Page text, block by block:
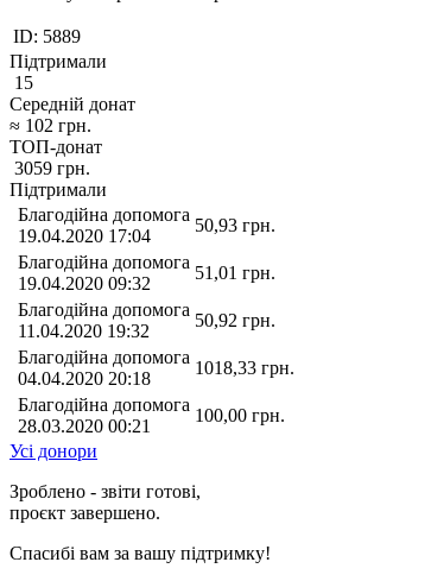
ID: 5889
Підтримали
15
Середній донат
≈ 102 грн.
ТОП-донат
3059 грн.
Підтримали
Благодійна допомога
19.04.2020 17:04
50,93 грн.
Благодійна допомога
19.04.2020 09:32
51,01 грн.
Благодійна допомога
11.04.2020 19:32
50,92 грн.
Благодійна допомога
04.04.2020 20:18
1018,33 грн.
Благодійна допомога
28.03.2020 00:21
100,00 грн.
Усі донори
Зроблено - звіти готові,
проєкт завершено.
Спасибі вам за вашу підтримку!